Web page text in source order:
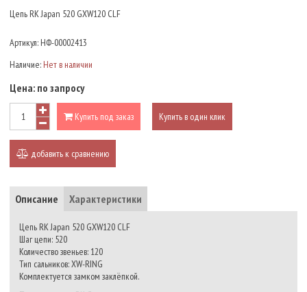
Цепь RK Japan 520 GXW120 CLF
Артикул: НФ-00002413
Наличие: Нет в наличии
Цена: по запросу
Купить под заказ Купить в один клик
добавить к сравнению
Описание Характеристики
Цепь RK Japan 520 GXW120 CLF
Шаг цепи: 520
Количество звеньев: 120
Тип сальников: XW-RING
Комплектуется замком заклёпкой.